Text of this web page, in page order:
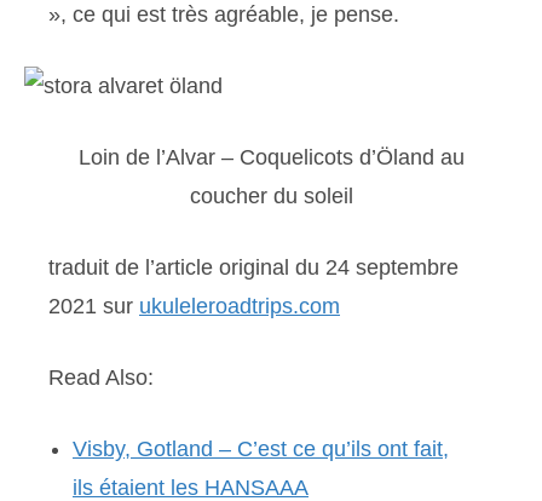
», ce qui est très agréable, je pense.
Loin de l’Alvar – Coquelicots d’Öland au
coucher du soleil
traduit de l’article original du 24 septembre
2021 sur ukuleleroadtrips.com
Read Also:
Visby, Gotland – C’est ce qu’ils ont fait,
ils étaient les HANSAAA